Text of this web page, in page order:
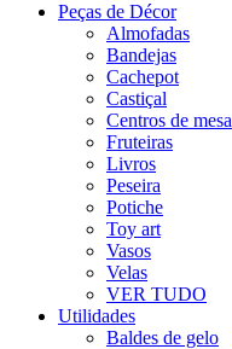
Peças de Décor
Almofadas
Bandejas
Cachepot
Castiçal
Centros de mesa
Fruteiras
Livros
Peseira
Potiche
Toy art
Vasos
Velas
VER TUDO
Utilidades
Baldes de gelo